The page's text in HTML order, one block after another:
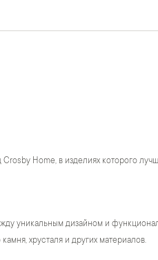
Home, в изделиях которого
уникальным дизайном и
хрусталя и других материалов.